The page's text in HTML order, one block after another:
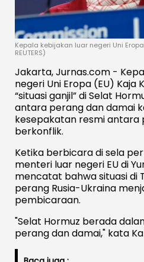
Kepala kebijakan luar negeri Uni
REUTERS)
Jakarta, Jurnas.com -
negeri Uni Eropa (EU) Kaja
“situasi ganjil” di Selat
antara perang dan damai
kesepakatan resmi antara
berkonflik.
Ketika berbicara di sela
menteri luar negeri EU di
mencatat bahwa situasi di
perang Rusia-Ukraina
pembicaraan.
"Selat Hormuz berada
perang dan damai," kata